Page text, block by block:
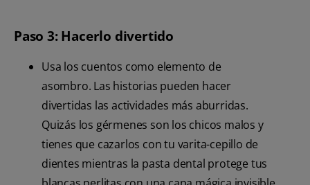
Paso 3: Hacerlo divertido
Usa los cuentos como elemento de
asombro. Las historias pueden hacer
divertidas las actividades más aburridas.
Quizás los gérmenes son los chicos malos y
tienes que cazarlos con tu varita-cepillo de
dientes mientras la pasta dental protege tus